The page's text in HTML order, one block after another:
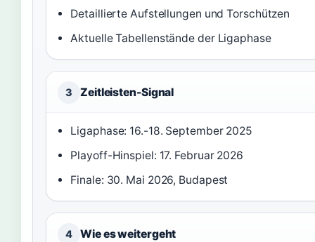
Detaillierte Aufstellungen und Torschützen
Aktuelle Tabellenstände der Ligaphase
3 Zeitleisten-Signal
Ligaphase: 16.-18. September 2025
Playoff-Hinspiel: 17. Februar 2026
Finale: 30. Mai 2026, Budapest
4 Wie es weitergeht